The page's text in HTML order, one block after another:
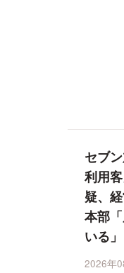
セブ
利用
疑、
本部
いる」
2026年